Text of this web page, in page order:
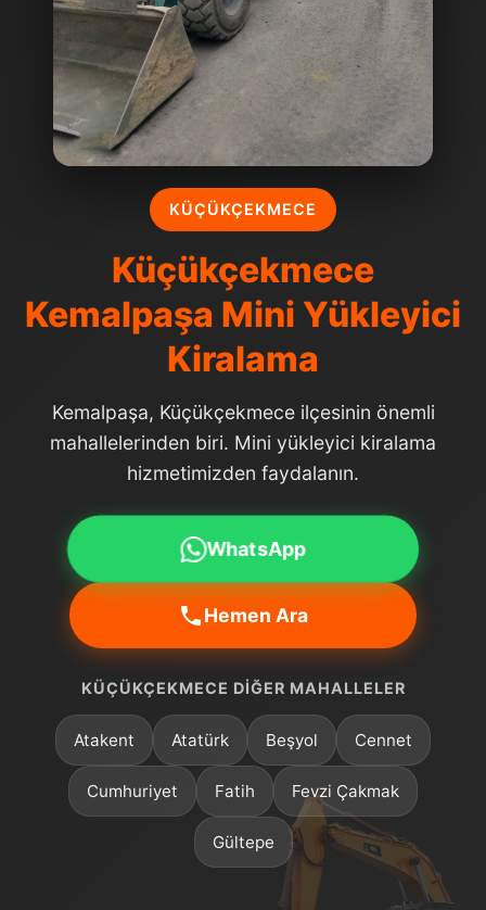
KÜÇÜKÇEKMECE
Küçükçekmece
Kemalpaşa Mini Yükleyici
Kiralama
Kemalpaşa, Küçükçekmece ilçesinin önemli
mahallelerinden biri. Mini yükleyici kiralama
hizmetimizden faydalanın.
WhatsApp
Hemen Ara
KÜÇÜKÇEKMECE DIĞER MAHALLELER
Atakent Atatürk Beşyol Cennet
Cumhuriyet Fatih Fevzi Çakmak
Gültepe